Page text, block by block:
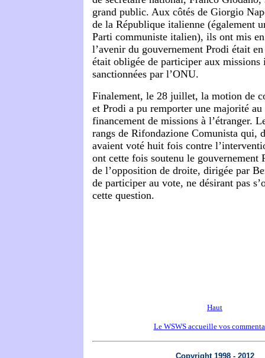
grand public. Aux côtés de Giorgio
de la République italienne (également
Parti communiste italien), ils ont mis
l’avenir du gouvernement Prodi était
était obligée de participer aux missions
sanctionnées par l’ONU.
Finalement, le 28 juillet, la motion de
et Prodi a pu remporter une majorité au
financement de missions à l’étranger.
rangs de Rifondazione Comunista qui,
avaient voté huit fois contre
ont cette fois soutenu le gouvernement
de l’opposition de droite, dirigée par
de participer au vote, ne désirant pas
cette question.
Haut
Le WSWS accueille vos
Copyright 1998 - 2012